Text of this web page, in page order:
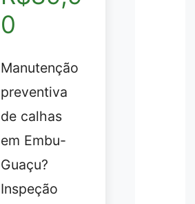
0
Manutenção
preventiva
de calhas
em Embu-
Guaçu?
Inspeção